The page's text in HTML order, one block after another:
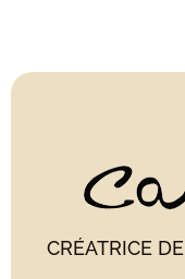
CRÉATRICE